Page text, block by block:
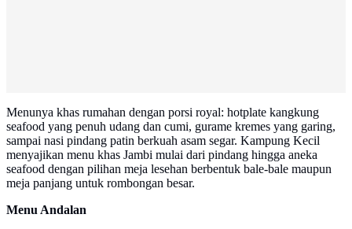
Menunya khas rumahan dengan porsi royal: hotplate kangkung
seafood yang penuh udang dan cumi, gurame kremes yang garing,
sampai nasi pindang patin berkuah asam segar. Kampung Kecil
menyajikan menu khas Jambi mulai dari pindang hingga aneka
seafood dengan pilihan meja lesehan berbentuk bale-bale maupun
meja panjang untuk rombongan besar.
Menu Andalan